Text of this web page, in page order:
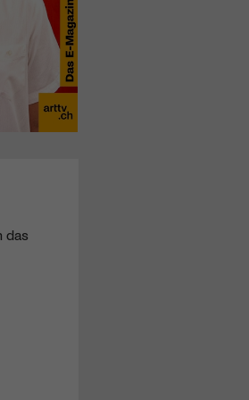
das